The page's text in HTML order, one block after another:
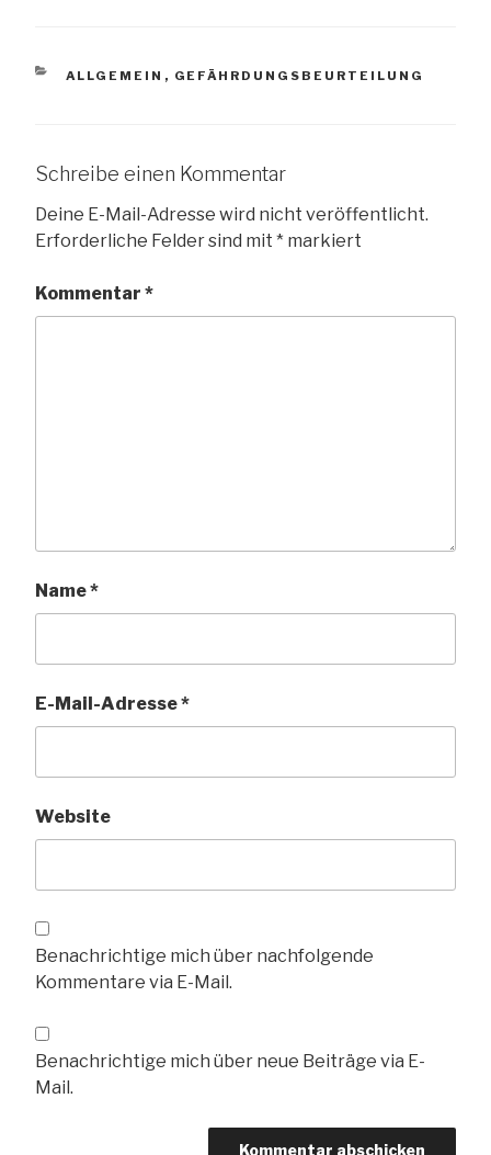
KATEGORIEN
ALLGEMEIN , GEFÄHRDUNGSBEURTEILUNG
Schreibe einen Kommentar
Deine E-Mail-Adresse wird nicht veröffentlicht.
Erforderliche Felder sind mit * markiert
Kommentar *
Name*
E-Mail-Adresse*
Website
Benachrichtige mich über nachfolgende
Kommentare via E-Mail.
Benachrichtige mich über neue Beiträge via E-
Mail.